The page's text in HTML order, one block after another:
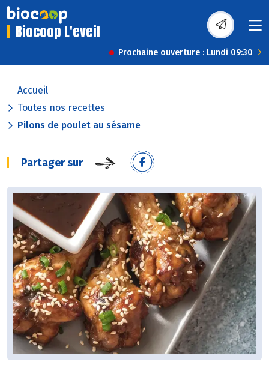
Biocoop L'eveil
Prochaine ouverture : Lundi 09:30
Accueil
Toutes nos recettes
Pilons de poulet au sésame
Partager sur